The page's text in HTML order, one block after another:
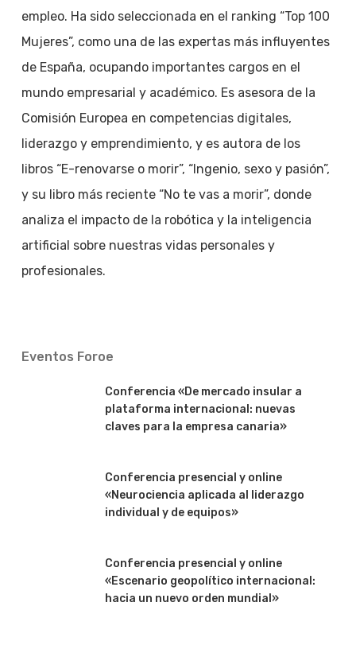
empleo. Ha sido seleccionada en el ranking “Top 100
Mujeres”, como una de las expertas más influyentes
de España, ocupando importantes cargos en el
mundo empresarial y académico. Es asesora de la
Comisión Europea en competencias digitales,
liderazgo y emprendimiento, y es autora de los
libros “E-renovarse o morir”, “Ingenio, sexo y pasión”,
y su libro más reciente “No te vas a morir”, donde
analiza el impacto de la robótica y la inteligencia
artificial sobre nuestras vidas personales y
profesionales.
Eventos Foroe
Conferencia «De mercado insular a
plataforma internacional: nuevas
claves para la empresa canaria»
Conferencia presencial y online
«Neurociencia aplicada al liderazgo
individual y de equipos»
Conferencia presencial y online
«Escenario geopolítico internacional:
hacia un nuevo orden mundial»